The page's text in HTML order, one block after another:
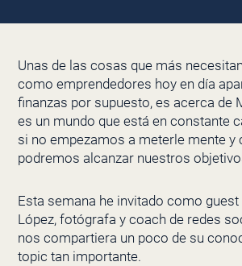
Unas de las cosas que más
como emprendedores hoy en día
finanzas por supuesto, es acerca de
es un mundo que está en constante
si no empezamos a meterle mente y
podremos alcanzar nuestros
Esta semana he invitado como
López, fotógrafa y coach de redes
nos compartiera un poco de su
topic tan importante.